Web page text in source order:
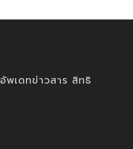
เดทข่าวสาร สิทธิ